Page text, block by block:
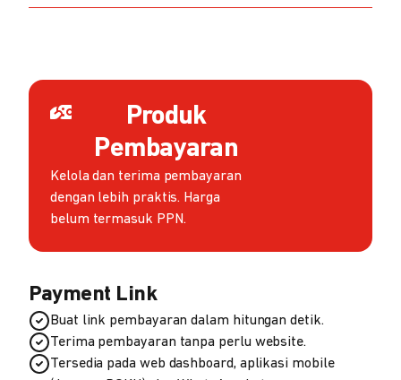
Produk
Pembayaran
Kelola dan terima pembayaran
dengan lebih praktis. Harga
belum termasuk PPN.
Payment Link
Buat link pembayaran dalam hitungan detik.
Terima pembayaran tanpa perlu website.
Tersedia pada web dashboard, aplikasi mobile